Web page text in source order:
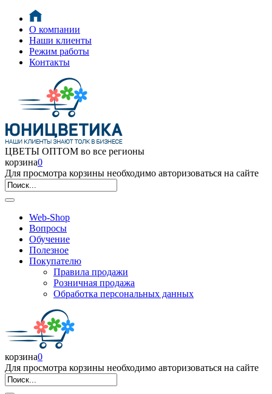
О компании
Наши клиенты
Режим работы
Контакты
ЦВЕТЫ ОПТОМ во все регионы
корзина0
Для просмотра корзины необходимо авторизоваться на сайте
Web-Shop
Вопросы
Обучение
Полезное
Покупателю
Правила продажи
Розничная продажа
Обработка персональных данных
корзина0
Для просмотра корзины необходимо авторизоваться на сайте